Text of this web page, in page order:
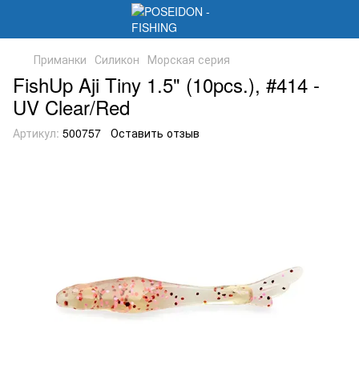
Приманки Силикон Морская серия
FishUp Aji Tiny 1.5" (10pcs.), #414 -
UV Clear/Red
Артикул: 500757 Оставить отзыв